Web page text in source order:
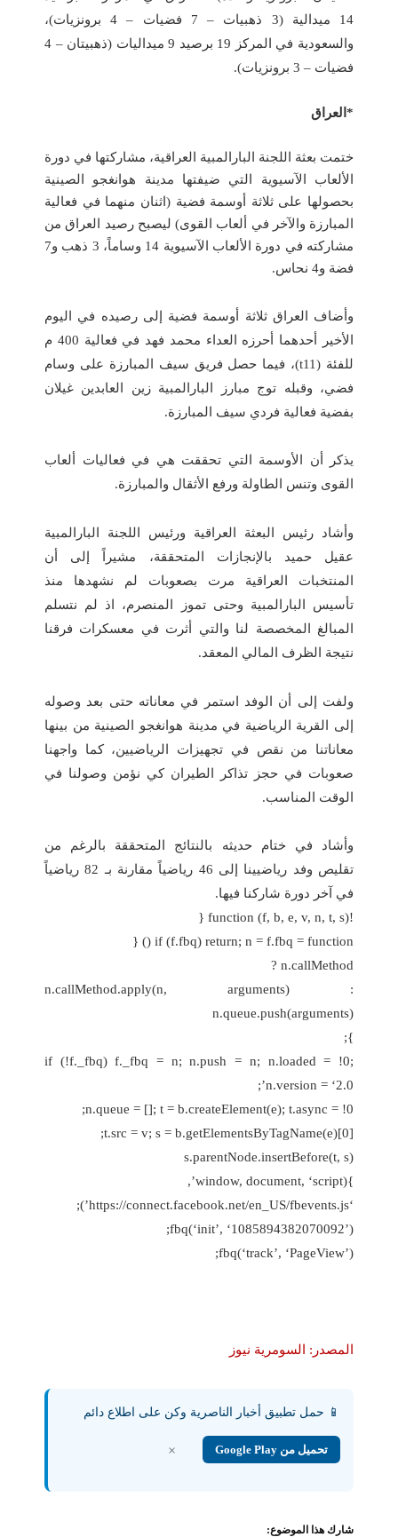
14 ميدالية (3 ذهبيات – 7 فضيات – 4 برونزيات)،
والسعودية في المركز 19 برصيد 9 ميداليات (ذهبيتان – 4
فضيات – 3 برونزيات).
*العراق
ختمت بعثة اللجنة البارالمبية العراقية، مشاركتها في دورة
الألعاب الآسيوية التي ضيفتها مدينة هوانغجو الصينية
بحصولها على ثلاثة أوسمة فضية (اثنان منهما في فعالية
المبارزة والآخر في ألعاب القوى) ليصبح رصيد العراق من
مشاركته في دورة الألعاب الآسيوية 14 وساماً، 3 ذهب و7
فضة و4 نحاس.
وأضاف العراق ثلاثة أوسمة فضية إلى رصيده في اليوم
الأخير أحدهما أحرزه العداء محمد فهد في فعالية 400 م
للفئة (t11)، فيما حصل فريق سيف المبارزة على وسام
فضي، وقبله توج مبارز البارالمبية زين العابدين غيلان
بفضية فعالية فردي سيف المبارزة.
يذكر أن الأوسمة التي تحققت هي في فعاليات ألعاب
القوى وتنس الطاولة ورفع الأثقال والمبارزة.
وأشاد رئيس البعثة العراقية ورئيس اللجنة البارالمبية
عقيل حميد بالإنجازات المتحققة، مشيراً إلى أن
المنتخبات العراقية مرت بصعوبات لم نشهدها منذ
تأسيس البارالمبية وحتى تموز المنصرم، اذ لم نتسلم
المبالغ المخصصة لنا والتي أثرت في معسكرات فرقنا
نتيجة الظرف المالي المعقد.
ولفت إلى أن الوفد استمر في معاناته حتى بعد وصوله
إلى القرية الرياضية في مدينة هوانغجو الصينية من بينها
معاناتنا من نقص في تجهيزات الرياضيين، كما واجهنا
صعوبات في حجز تذاكر الطيران كي نؤمن وصولنا في
الوقت المناسب.
وأشاد في ختام حديثه بالنتائج المتحققة بالرغم من
تقليص وفد رياضيينا إلى 46 رياضياً مقارنة بـ 82 رياضياً
في آخر دورة شاركنا فيها.
!function (f, b, e, v, n, t, s) {
if (f.fbq) return; n = f.fbq = function () {
n.callMethod ?
n.callMethod.apply(n, arguments) :
n.queue.push(arguments)
};
if (!f._fbq) f._fbq = n; n.push = n; n.loaded = !0;
n.version = ‘2.0’;
n.queue = []; t = b.createElement(e); t.async = !0;
t.src = v; s = b.getElementsByTagName(e)[0];
s.parentNode.insertBefore(t, s)
}(window, document, ‘script’,
‘https://connect.facebook.net/en_US/fbevents.js’);
fbq(‘init’, ‘1085894382070092’);
fbq(‘track’, ‘PageView’);
المصدر: السومرية نيوز
📱 حمل تطبيق أخبار الناصرية وكن على اطلاع دائم
تحميل من Google Play ×
شارك هذا الموضوع: